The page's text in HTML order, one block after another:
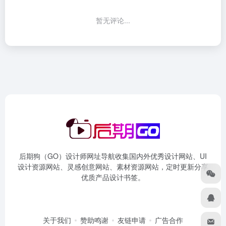
暂无评论...
后期狗（GO）设计师网址导航收集国内外优秀设计网站、UI
设计资源网站、灵感创意网站、素材资源网站，定时更新分享
优质产品设计书签。
关于我们 赞助鸣谢 友链申请 广告合作